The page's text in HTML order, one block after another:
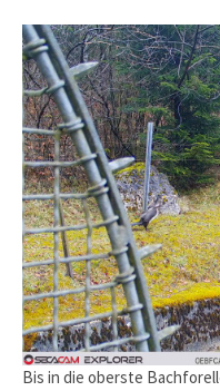
Bis in die oberste